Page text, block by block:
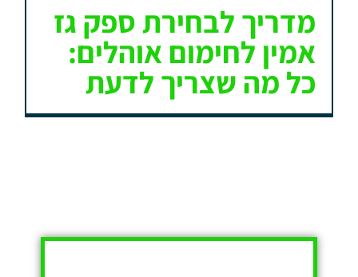
מדריך לבחירת ספק גז
אמין לחימום אוהלים:
כל מה שצריך לדעת